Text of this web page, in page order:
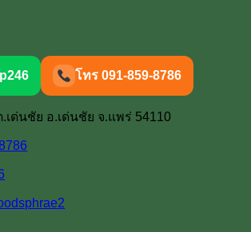
โทร 091-859-8786
เด่นชัย อ.เด่นชัย จ.แพร่ 54110